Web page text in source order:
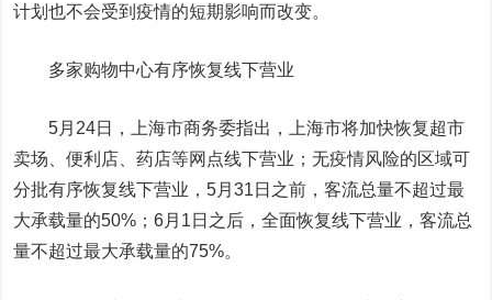
计划也不会受到疫情的短期影响而改变。
多家购物中心有序恢复线下营业
5月24日，上海市商务委指出，上海市将加快恢复超市
卖场、便利店、药店等网点线下营业；无疫情风险的区域可
分批有序恢复线下营业，5月31日之前，客流总量不超过最
大承载量的50%；6月1日之后，全面恢复线下营业，客流总
量不超过最大承载量的75%。